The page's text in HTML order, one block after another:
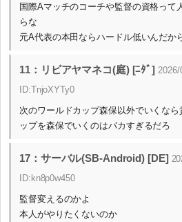
国際Aマッチのコーチや監督の資格って
らな
元A代表の本田ならハードル低いんだか
11：リビアヤマネコ(庭) [ﾆﾀﾞ] 2026/
ID:TnjoXYTy0
次のワールドカップ森保以外でいくな
ップを森保でいくのはバカすぎるだろ
17：サーバル(SB-Android) [DE]
ID:kn8p0w450
監督変えるのかよ
本人がやりたくないのか